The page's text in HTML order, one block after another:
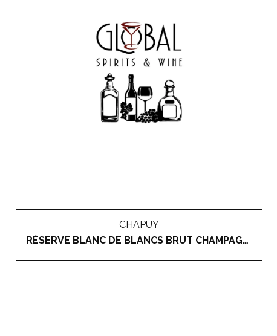
CHAPUY
RÉSERVE BLANC DE BLANCS BRUT CHAMPAGNE GRAND CRU